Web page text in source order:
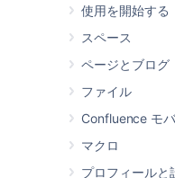
使用を開始する
スペース
ページとブログ
ファイル
Confluence モ
マクロ
プロフィールと
クラウド Data
アプリ
パフォ
監視す